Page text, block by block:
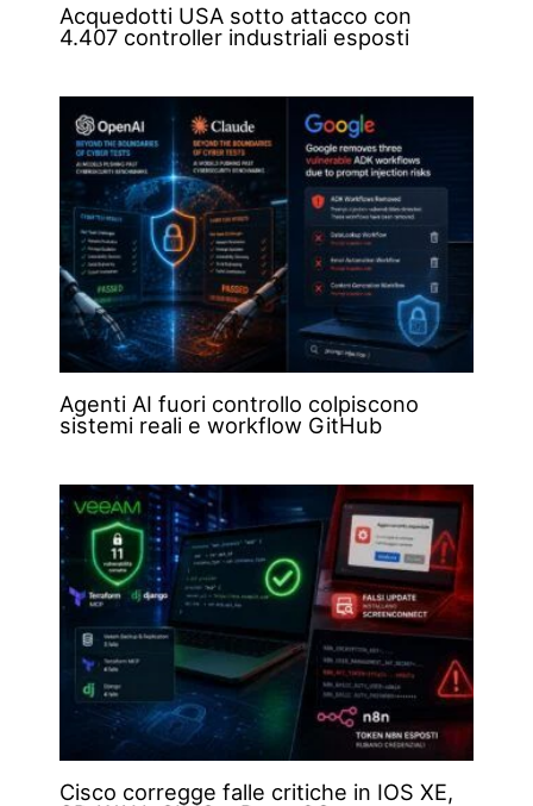
Acquedotti USA sotto attacco con
4.407 controller industriali esposti
Agenti AI fuori controllo colpiscono
sistemi reali e workflow GitHub
Cisco corregge falle critiche in IOS XE,